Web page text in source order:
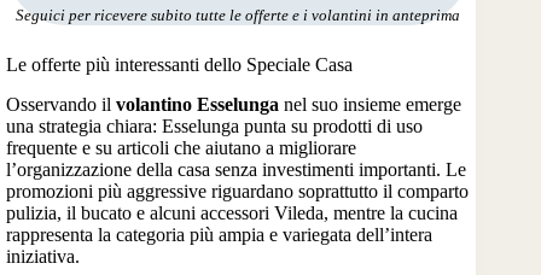
Seguici per ricevere subito tutte le offerte e i volantini in anteprima
Le offerte più interessanti dello Speciale Casa
Osservando il volantino Esselunga nel suo insieme emerge
una strategia chiara: Esselunga punta su prodotti di uso
frequente e su articoli che aiutano a migliorare
l’organizzazione della casa senza investimenti importanti. Le
promozioni più aggressive riguardano soprattutto il comparto
pulizia, il bucato e alcuni accessori Vileda, mentre la cucina
rappresenta la categoria più ampia e variegata dell’intera
iniziativa.